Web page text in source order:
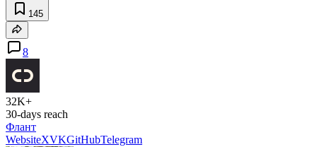
145
8
32K+
30-days reach
Флант
WebsiteXVKGitHubTelegram